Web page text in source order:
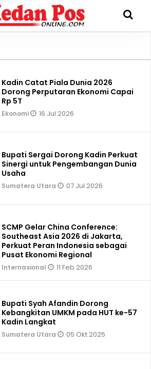
Kadin Catat Piala Dunia 2026
Dorong Perputaran Ekonomi Capai
Rp 5T
Ekonomi 16 Jul 2026
Bupati Sergai Dorong Kadin Perkuat
Sinergi untuk Pengembangan Dunia
Usaha
Sumatera Utara 07 Jul 2026
SCMP Gelar China Conference:
Southeast Asia 2026 di Jakarta,
Perkuat Peran Indonesia sebagai
Pusat Ekonomi Regional
Internasional 11 Feb 2026
Bupati Syah Afandin Dorong
Kebangkitan UMKM pada HUT ke-57
Kadin Langkat
Sumatera Utara 05 Okt 2025